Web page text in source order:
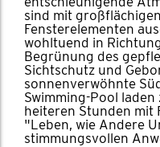
sind mit
Fensterelementen
wohltuend in
Begrünung des
Sichtschutz und
sonnenverwöhnte
Swimming-Pool
heiteren Stunden mit
"Leben, wie Andere
stimmungsvollen